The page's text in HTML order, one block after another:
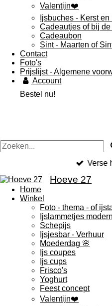
Valentijn❤️
Ijsbuches - Kerst
Cadeautjes of bij de
Cadeaubon
Sint - Maarten of
Contact
Foto's
Prijslijst - Algemene
Account
Bestel nu!
Verse
Hoeve 27
Home
Winkel
Foto - thema - of
Ijslammetjes
Schepijs
Ijsjesbar - Verhuur
Moederdag 🌸
Ijs coupes
Ijs cups
Frisco's
Yoghurt
Feest concept
Valentijn❤️